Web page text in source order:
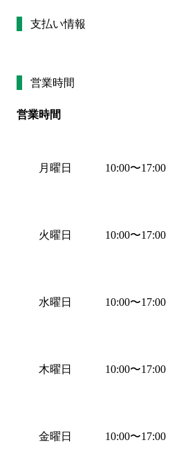
支払い情報
営業時間
営業時間
月曜日
火曜日
水曜日
木曜日
金曜日
10:00〜17:00
10:00〜17:00
10:00〜17:00
10:00〜17:00
10:00〜17:00